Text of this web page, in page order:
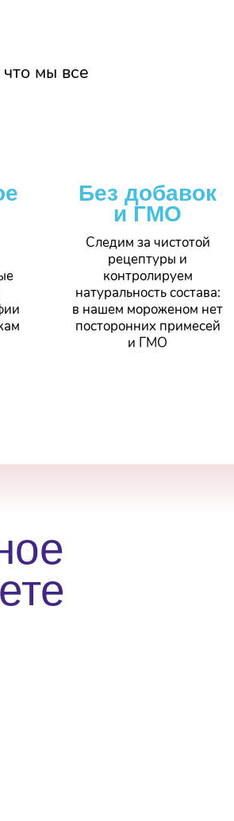
мы все
Без добавок
и ГМО
Следим за чистотой
рецептуры и
контролируем
натуральность состава:
в нашем мороженом нет
посторонних примесей
и ГМО